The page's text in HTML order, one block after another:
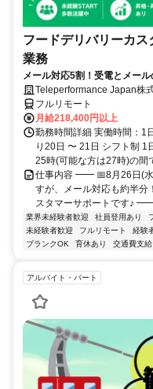
フードデリバリーカ
業務
メール対応5割！受電とメー
Teleperformance Japan株
フルリモート
月給218,400円以上
勤務時間詳細 実働時間：1
り20日 〜 21日 シフト制
25時(可能な方は27時)の間
仕事内容 ━━ 📅8月26日(
すが、メール対応も約半分
スタマーサポートで
業界未経験者歓迎 社員登用あり
未経験者歓迎
フルリモート 経験
ブランクOK
育休あり 交通費支給
アルバイト・パート